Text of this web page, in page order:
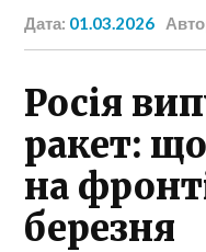
Дата: 01.03.2026
Росія
ракет:
на
березня